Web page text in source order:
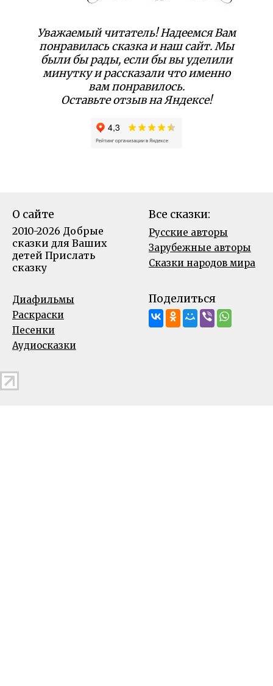
Уважаемый читатель! Надеемся Вам
понравилась сказка и наш сайт. Мы
были бы рады, если бы вы уделили
минутку и рассказали что именно
вам понравилось.
Оставьте отзыв на Яндексе!
О сайте
2010-2026 Добрые
сказки для Ваших
детей Прислать
сказку
Все сказки:
Русские авторы
Зарубежные авторы
Сказки народов мира
Диафильмы
Раскраски
Песенки
Аудиосказки
Поделиться